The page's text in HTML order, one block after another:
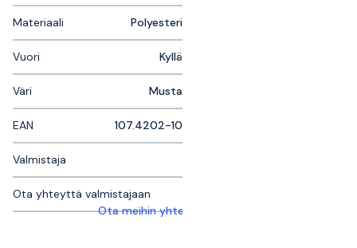
Materiaali Polyesteri
Vuori Kyllä
Väri Musta
EAN 107.4202-10
Valmistaja
Ota yhteyttä valmistajaan
Ota meihin yhteyttä saadaksesi lisätietoja